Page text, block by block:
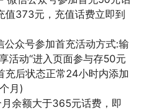
值373元，充值话费立即到
公众号参加首充活动方式:输
活动“进入页面参与存50元
充后状态正常24小时内添加
月)
余额大于365元话费，即